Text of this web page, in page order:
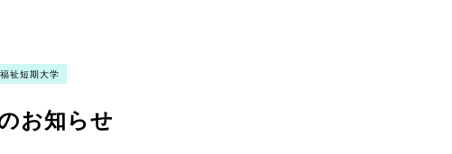
祉短期大学
お知らせ